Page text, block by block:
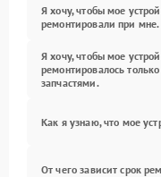
Я хочу, чтобы мое
ремонтировали при мне.
Я хочу, чтобы мое
ремонтировалось
запчастями.
Как я узнаю, что мое
От чего зависит срок